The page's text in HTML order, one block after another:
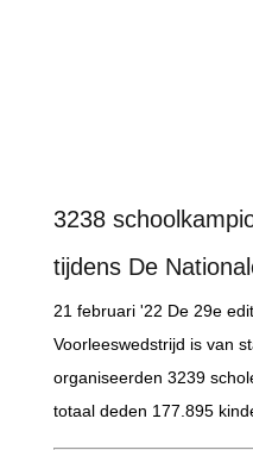
3238
tijdens De
21 februari '22 De 29e
Voorleeswedstrijd is van
organiseerden 3239
totaal deden 177.895